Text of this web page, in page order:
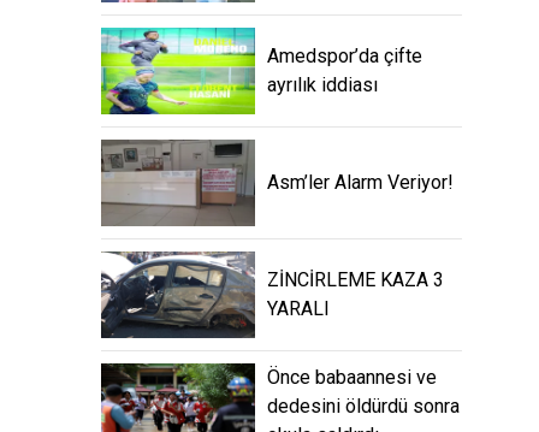
Amedspor’da çifte
ayrılık iddiası
Asm’ler Alarm Veriyor!
ZİNCİRLEME KAZA 3
YARALI
Önce babaannesi ve
dedesini öldürdü sonra